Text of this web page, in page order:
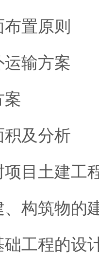
布置原则
运输方案
案
积及分析
目土建工
、构筑物的
础工程的设